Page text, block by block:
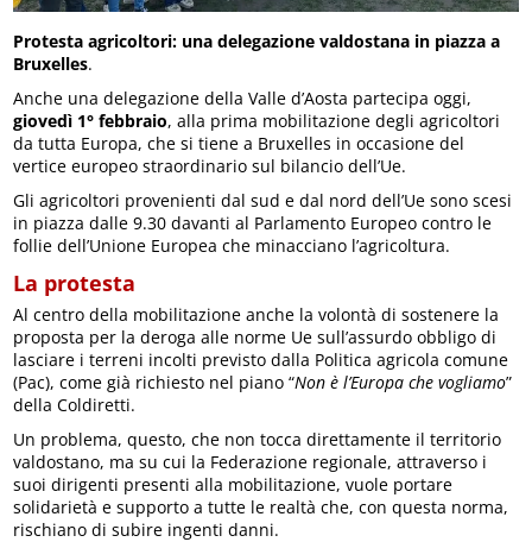
Protesta agricoltori: una delegazione valdostana in piazza a
Bruxelles.
Anche una delegazione della Valle d’Aosta partecipa oggi,
giovedì 1° febbraio, alla prima mobilitazione degli agricoltori
da tutta Europa, che si tiene a Bruxelles in occasione del
vertice europeo straordinario sul bilancio dell’Ue.
Gli agricoltori provenienti dal sud e dal nord dell’Ue sono scesi
in piazza dalle 9.30 davanti al Parlamento Europeo contro le
follie dell’Unione Europea che minacciano l’agricoltura.
La protesta
Al centro della mobilitazione anche la volontà di sostenere la
proposta per la deroga alle norme Ue sull’assurdo obbligo di
lasciare i terreni incolti previsto dalla Politica agricola comune
(Pac), come già richiesto nel piano “Non è l’Europa che vogliamo”
della Coldiretti.
Un problema, questo, che non tocca direttamente il territorio
valdostano, ma su cui la Federazione regionale, attraverso i
suoi dirigenti presenti alla mobilitazione, vuole portare
solidarietà e supporto a tutte le realtà che, con questa norma,
rischiano di subire ingenti danni.